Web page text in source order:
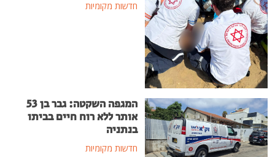
חדשות מקומיות
המגפה השקטה: גבר בן 53
אותר ללא רוח חיים בביתו
בנתניה
חדשות מקומיות